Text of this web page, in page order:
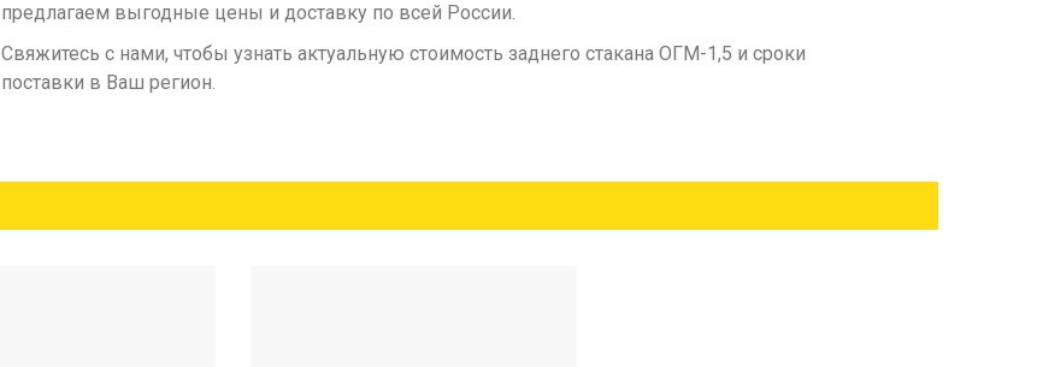
предлагаем выгодные цены и доставку по всей России.
Свяжитесь с нами, чтобы узнать актуальную стоимость заднего стакана ОГМ-1,5 и сроки
поставки в Ваш регион.